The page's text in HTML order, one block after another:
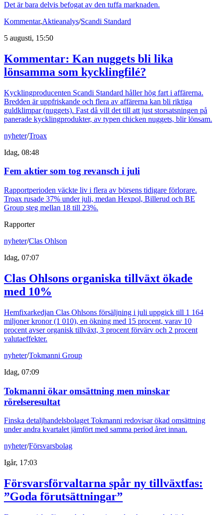
Det är bara delvis befogat av den tuffa marknaden.
Kommentar,Aktieanalys/Scandi Standard
5 augusti, 15:50
Kommentar: Kan nuggets bli lika
lönsamma som kycklingfilé?
Kycklingproducenten Scandi Standard håller hög fart i affärerna.
Bredden är uppfriskande och flera av affärerna kan bli riktiga
guldklimpar (nuggets). Fast då vill det till att just storsatsningen på
panerade kycklingprodukter, av typen chicken nuggets, blir lönsam.
nyheter/Troax
Idag, 08:48
Fem aktier som tog revansch i juli
Rapportperioden väckte liv i flera av börsens tidigare förlorare.
Troax rusade 37% under juli, medan Hexpol, Billerud och BE
Group steg mellan 18 till 23%.
Rapporter
nyheter/Clas Ohlson
Idag, 07:07
Clas Ohlsons organiska tillväxt ökade
med 10%
Hemfixarkedjan Clas Ohlsons försäljning i juli uppgick till 1 164
miljoner kronor (1 010), en ökning med 15 procent, varav 10
procent avser organisk tillväxt, 3 procent förvärv och 2 procent
valutaeffekter.
nyheter/Tokmanni Group
Idag, 07:09
Tokmanni ökar omsättning men minskar
rörelseresultat
Finska detaljhandelsbolaget Tokmanni redovisar ökad omsättning
under andra kvartalet jämfört med samma period året innan.
nyheter/Försvarsbolag
Igår, 17:03
Försvarsförvaltarna spår ny tillväxtfas:
”Goda förutsättningar”